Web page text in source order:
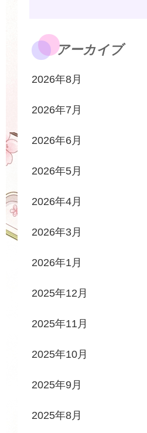
アーカイブ
2026年8月
2026年7月
2026年6月
2026年5月
2026年4月
2026年3月
2026年1月
2025年12月
2025年11月
2025年10月
2025年9月
2025年8月